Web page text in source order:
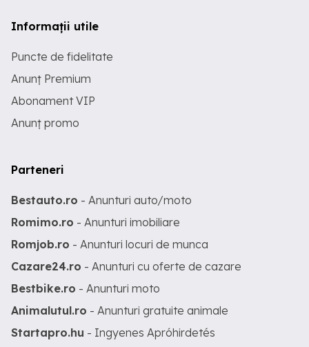
Informații utile
Puncte de fidelitate
Anunț Premium
Abonament VIP
Anunț promo
Parteneri
Bestauto.ro - Anunturi auto/moto
Romimo.ro - Anunturi imobiliare
Romjob.ro - Anunturi locuri de munca
Cazare24.ro - Anunturi cu oferte de cazare
Bestbike.ro - Anunturi moto
Animalutul.ro - Anunturi gratuite animale
Startapro.hu - Ingyenes Apróhirdetés